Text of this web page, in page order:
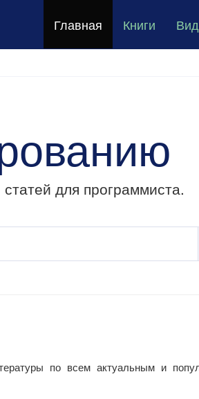
Главная Книги
для программиста.
по всем актуальным и